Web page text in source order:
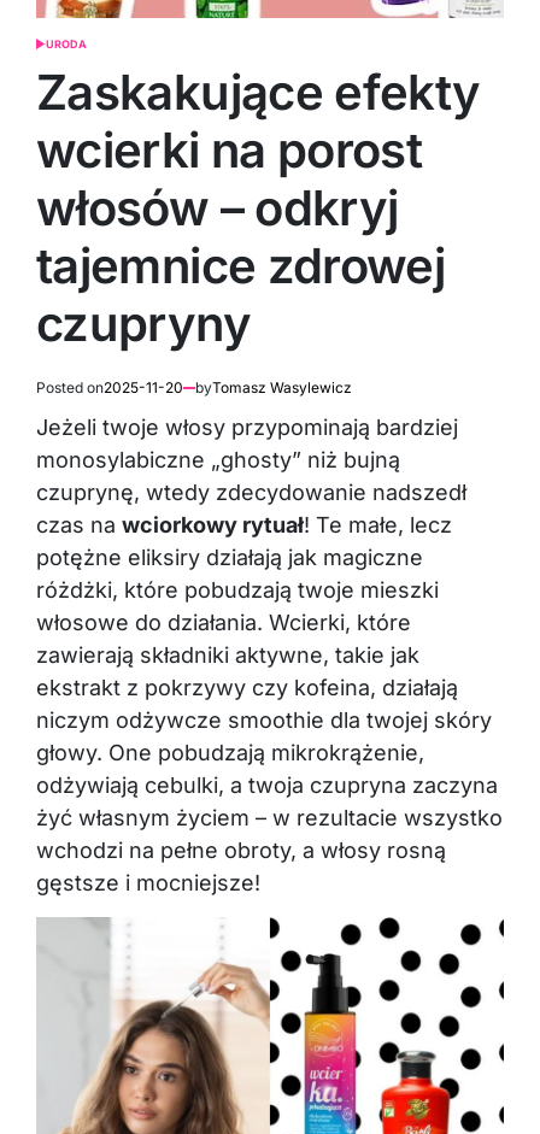
POSTED
URODA
Zaskakujące efekty
wcierki na porost
włosów – odkryj
tajemnice zdrowej
czupryny
Posted on2025-11-20 byTomasz Wasylewicz
Jeżeli twoje włosy przypominają bardziej
monosylabiczne „ghosty” niż bujną
czuprynę, wtedy zdecydowanie nadszedł
czas na wciorkowy rytuał! Te małe, lecz
potężne eliksiry działają jak magiczne
różdżki, które pobudzają twoje mieszki
włosowe do działania. Wcierki, które
zawierają składniki aktywne, takie jak
ekstrakt z pokrzywy czy kofeina, działają
niczym odżywcze smoothie dla twojej skóry
głowy. One pobudzają mikrokrążenie,
odżywiają cebulki, a twoja czupryna zaczyna
żyć własnym życiem – w rezultacie wszystko
wchodzi na pełne obroty, a włosy rosną
gęstsze i mocniejsze!